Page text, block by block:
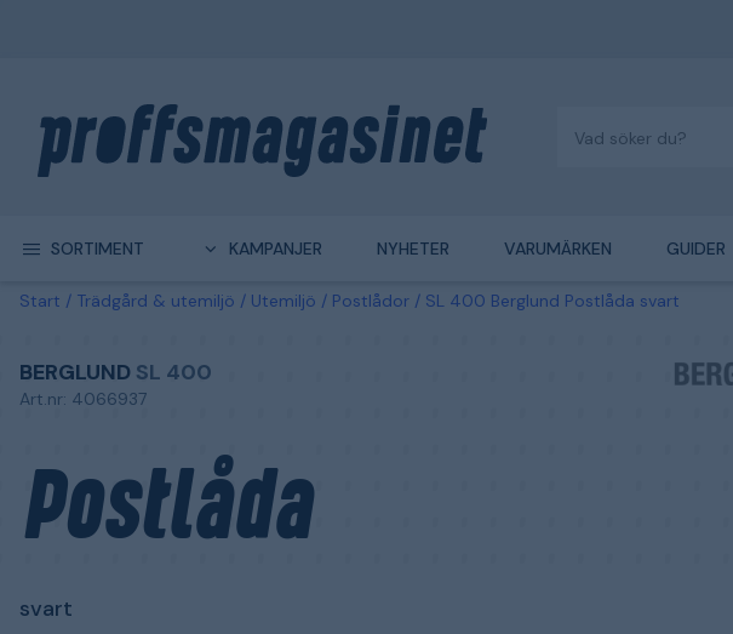
SORTIMENT KAMPANJER NYHETER VARUMÄRKEN GUIDER
Start Trädgård & utemiljö Utemiljö Postlådor SL 400 Berglund Postlåda svart
BERGLUND SL 400
Art.nr: 4066937
Postlåda
svart